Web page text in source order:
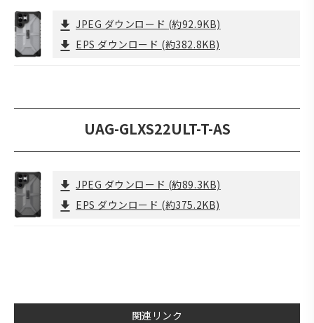
JPEG ダウンロード (約92.9KB)
EPS ダウンロード (約382.8KB)
UAG-GLXS22ULT-T-AS
JPEG ダウンロード (約89.3KB)
EPS ダウンロード (約375.2KB)
関連リンク